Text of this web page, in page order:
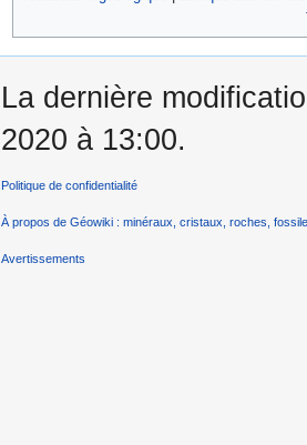
La dernière
2020 à 13:00.
Politique de confidentialité
À propos de Géowiki : minéraux, cristaux, roches,
Avertissements